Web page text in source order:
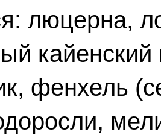
люцерна,
фенхель